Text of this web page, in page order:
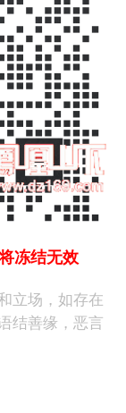
冻结无效
立场，如存在
结善缘，恶言